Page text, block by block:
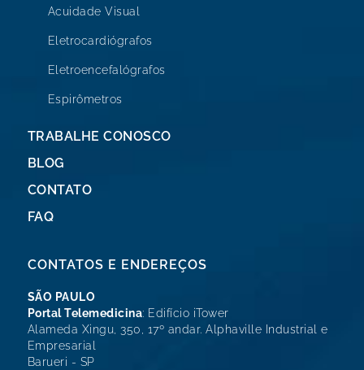
Acuidade Visual
Eletrocardiógrafos
Eletroencefalógrafos
Espirômetros
TRABALHE CONOSCO
BLOG
CONTATO
FAQ
CONTATOS E ENDEREÇOS
SÃO PAULO
Portal Telemedicina: Edifício iTower
Alameda Xingu, 350, 17º andar. Alphaville Industrial e
Empresarial
Barueri - SP